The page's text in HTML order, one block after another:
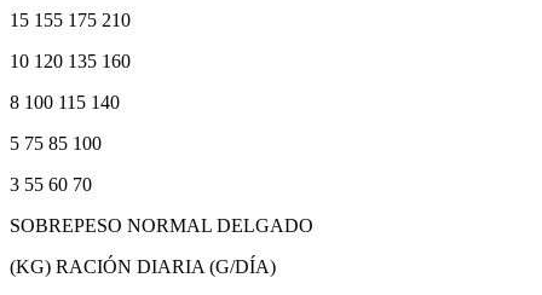
15 155 175 210
10 120 135 160
8 100 115 140
5 75 85 100
3 55 60 70
SOBREPESO NORMAL DELGADO
(KG) RACIÓN DIARIA (G/DÍA)